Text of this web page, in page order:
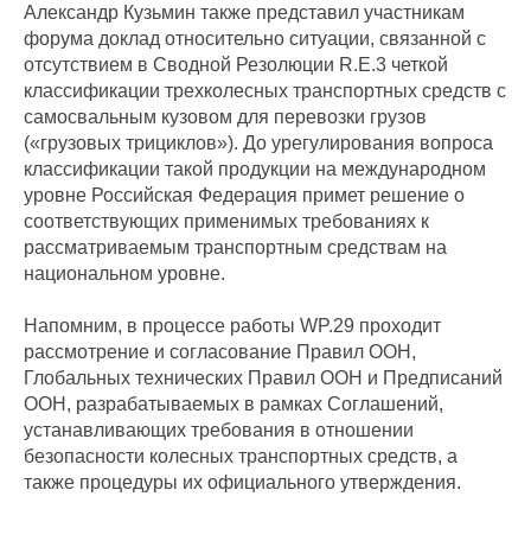
Александр Кузьмин также представил участникам
форума доклад относительно ситуации, связанной с
отсутствием в Сводной Резолюции R.E.3 четкой
классификации трехколесных транспортных средств с
самосвальным кузовом для перевозки грузов
(«грузовых трициклов»). До урегулирования вопроса
классификации такой продукции на международном
уровне Российская Федерация примет решение о
соответствующих применимых требованиях к
рассматриваемым транспортным средствам на
национальном уровне.
Напомним, в процессе работы WP.29 проходит
рассмотрение и согласование Правил ООН,
Глобальных технических Правил ООН и Предписаний
ООН, разрабатываемых в рамках Соглашений,
устанавливающих требования в отношении
безопасности колесных транспортных средств, а
также процедуры их официального утверждения.